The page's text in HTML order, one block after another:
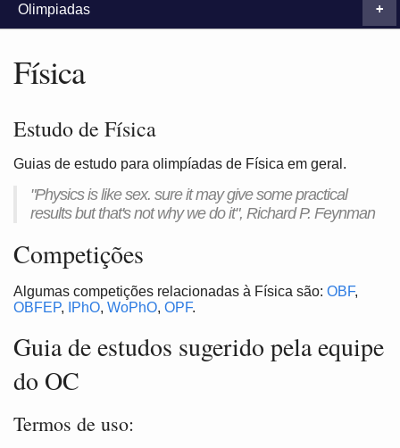
+
Olimpiadas
Física
Estudo de Física
Guias de estudo para olimpíadas de Física em geral.
"Physics is like sex. sure it may give some practical
results but that's not why we do it", Richard P. Feynman
Competições
Algumas competições relacionadas à Física são: OBF,
OBFEP, IPhO, WoPhO, OPF.
Guia de estudos sugerido pela equipe
do OC
Termos de uso: